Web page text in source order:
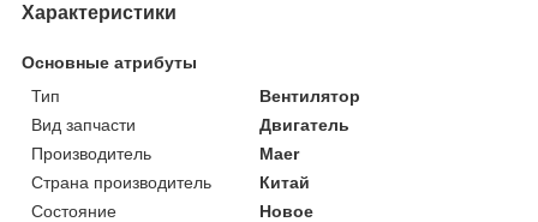
Характеристики
Основные атрибуты
Тип
Вентилятор
Вид запчасти
Двигатель
Производитель
Maer
Страна производитель
Китай
Состояние
Новое